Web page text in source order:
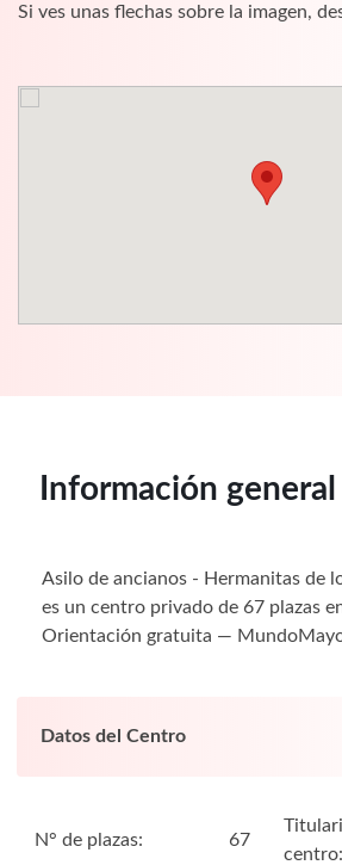
Si ves unas flechas sobre la imagen,
Información
Asilo de ancianos - Hermanitas de
es un centro privado de 67 plazas
Orientación gratuita —
Datos del Centro
N° de plazas: 67
centro: